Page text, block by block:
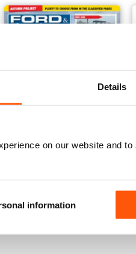
Details
on our website and
information
€23,99